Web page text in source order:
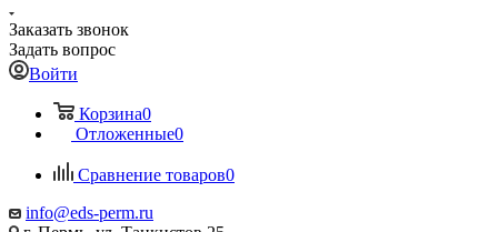
Заказать звонок
Задать вопрос
Войти
Корзина0
Отложенные0
Сравнение товаров0
info@eds-perm.ru